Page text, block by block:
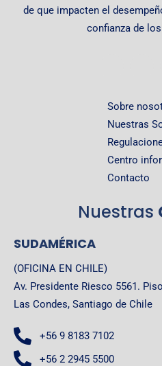
de que impacten el
confianza de
Sobre
Nuestras
Centro
Contacto
Nuestras
SUDAMÉRICA
(OFICINA EN CHILE)
Av. Presidente Riesco 5561.
Las Condes, Santiago de Chile
+56 9 8183 7102
+56 2 2945 5500